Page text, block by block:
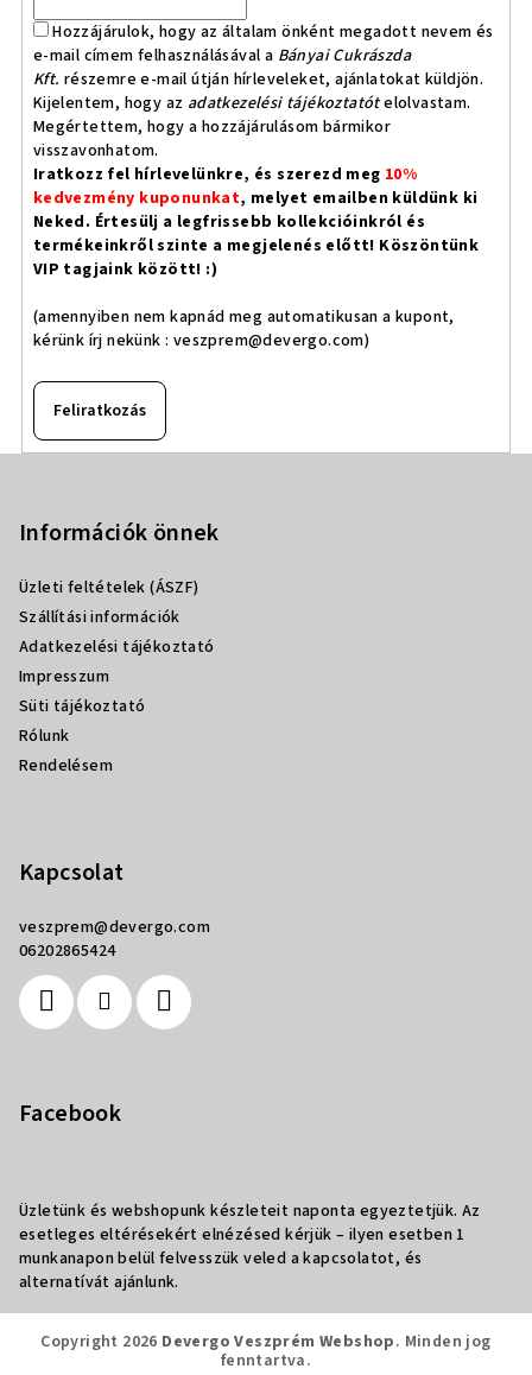
Hozzájárulok, hogy az általam önként megadott nevem és
e-mail címem felhasználásával a Bányai Cukrászda
Kft. részemre e-mail útján hírleveleket, ajánlatokat küldjön.
Kijelentem, hogy az adatkezelési tájékoztatótelolvastam.
Megértettem, hogy a hozzájárulásom bármikor
visszavonhatom.
Iratkozz fel hírlevelünkre, és szerezd meg 10%
kedvezmény kuponunkat, melyet emailben küldünk ki
Neked. Értesülj a legfrissebb kollekcióinkról és
termékeinkről szinte a megjelenés előtt! Köszöntünk
VIP tagjaink között! :)
(amennyiben nem kapnád meg automatikusan a kupont,
kérünk írj nekünk : veszprem@devergo.com)
Feliratkozás
Információk önnek
Üzleti feltételek (ÁSZF)
Szállítási információk
Adatkezelési tájékoztató
Impresszum
Süti tájékoztató
Rólunk
Rendelésem
Kapcsolat
veszprem@devergo.com
06202865424
Facebook
Üzletünk és webshopunk készleteit naponta egyeztetjük. Az
esetleges eltérésekért elnézésed kérjük – ilyen esetben 1
munkanapon belül felvesszük veled a kapcsolatot, és
alternatívát ajánlunk.
Copyright 2026 Devergo Veszprém Webshop. Minden jog
fenntartva.